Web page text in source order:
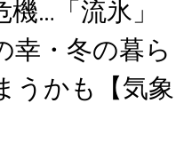
…「流氷」
幸・冬の暮ら
うかも【気象